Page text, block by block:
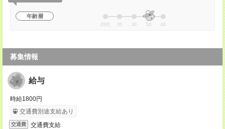
年齢層
20代 30 40 50 60
募集情報
給与
時給1800円
交通費別途支給あり
交通費 交通費支給